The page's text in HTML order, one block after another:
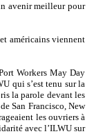
avenir meilleur pour
américains viennent
Workers May Day
qui s’est tenu sur la
la parole devant les
San Francisco, New
les ouvriers à
avec l’ILWU sur